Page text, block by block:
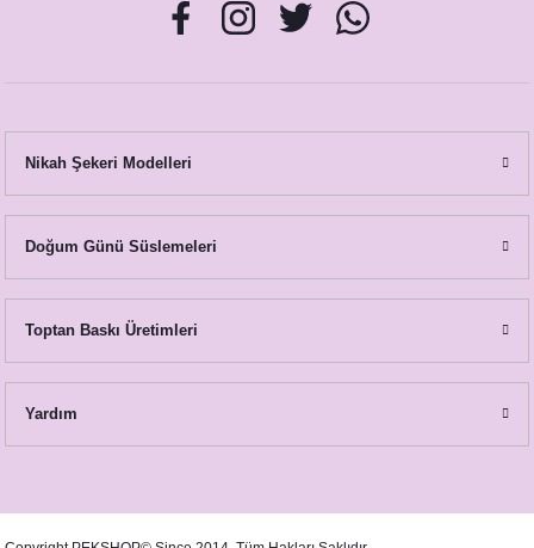
Nikah Şekeri Modelleri
Doğum Günü Süslemeleri
Toptan Baskı Üretimleri
Yardım